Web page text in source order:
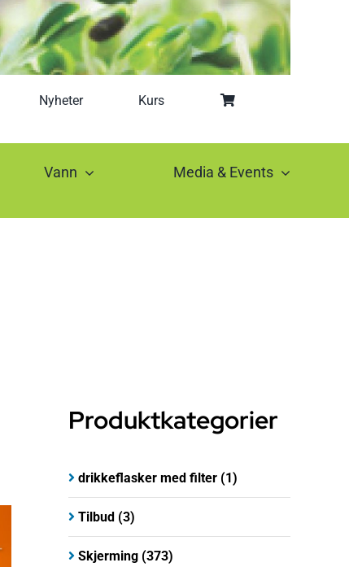
Nyheter Kurs
Vann Media & Events
Produktkategorier
drikkeflasker med filter (1)
Tilbud (3)
Skjerming (373)